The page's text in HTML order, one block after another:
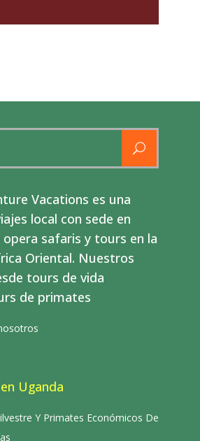
Vacations es una
local con sede en
opera safaris y tours en la
Oriental. Nuestros
tours de vida
de primates
Uganda
Y Primates Económicos De